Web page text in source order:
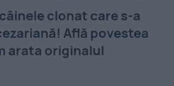
clonat care s-a
Află povestea
arata originalul